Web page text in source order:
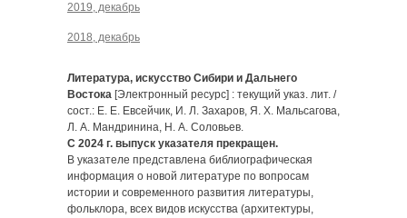
2019, декабрь
2018, декабрь
Литература, искусство Сибири и Дальнего
Востока [Электронный ресурс] : текущий указ. лит. /
сост.: Е. Е. Евсейчик, И. Л. Захаров, Я. Х. Мальсагова,
Л. А. Мандринина, Н. А. Соловьев.
С 2024 г. выпуск указателя прекращен.
В указателе представлена библиографическая
информация о новой литературе по вопросам
истории и современного развития литературы,
фольклора, всех видов искусства (архитектуры,